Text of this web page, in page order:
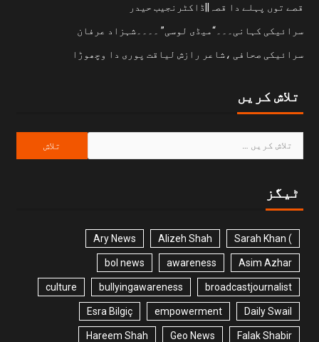
قصے توں پہلے دا قصہ||ڈاکٹرنجیب حیدر
سرائیکی کہانی۔۔۔“میڈی لوسی” ۔۔۔۔شہزاد عرفان
سرائیکی صحافی ،شاعر رازش لیاقت پوری دا وچھوڑا
تلاش کریں
ٹیگز
) Sarah Khan
Alizeh Shah
Ary News
Asim Azhar
awareness
bol news
broadcastjournalist
bullyingawareness
culture
Daily Swail
empowerment
Esra Bilgiç
Falak Shabir
Geo News
Hareem Shah